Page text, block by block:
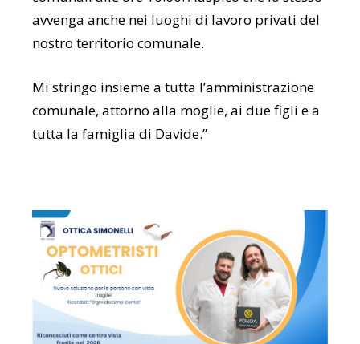
avvenga anche nei luoghi di lavoro privati del
nostro territorio comunale.
Mi stringo insieme a tutta l’amministrazione
comunale, attorno alla moglie, ai due figli e a
tutta la famiglia di Davide.”